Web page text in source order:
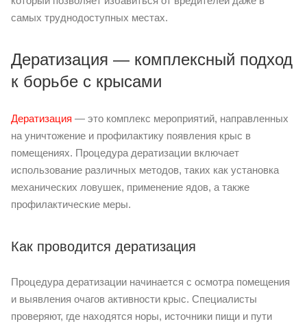
самых труднодоступных местах.
Дератизация — комплексный подход
к борьбе с крысами
Дератизация — это комплекс мероприятий, направленных
на уничтожение и профилактику появления крыс в
помещениях. Процедура дератизации включает
использование различных методов, таких как установка
механических ловушек, применение ядов, а также
профилактические меры.
Как проводится дератизация
Процедура дератизации начинается с осмотра помещения
и выявления очагов активности крыс. Специалисты
проверяют, где находятся норы, источники пищи и пути